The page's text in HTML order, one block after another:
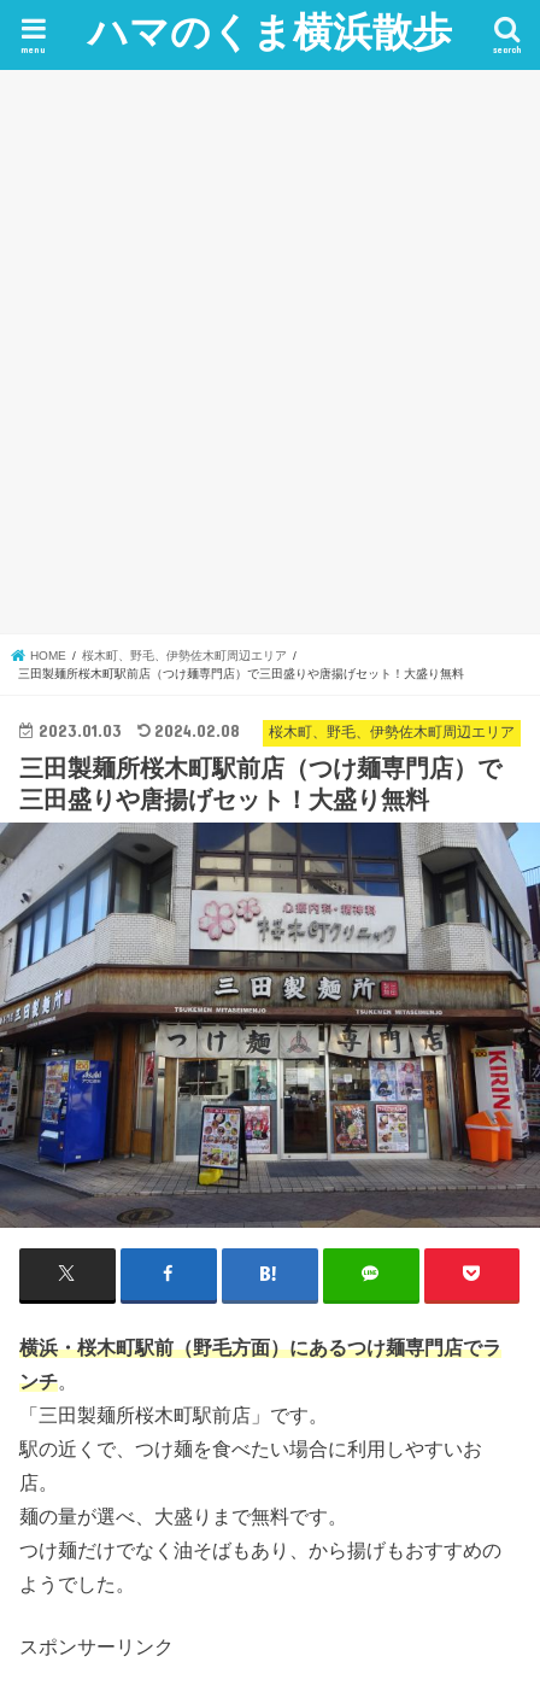
ハマのくま横浜散歩 search
menu
HOME
桜木町、野毛、伊勢佐木町周辺エリア
三田製麺所桜木町駅前店（つけ麺専門店）で三田盛りや唐揚げセット！大盛り無料
桜木町、野毛、伊勢佐木町周辺エリア
2023.01.03 2024.02.08
三田製麺所桜木町駅前店（つけ麺専門店）で
三田盛りや唐揚げセット！大盛り無料
横浜・桜木町駅前（野毛方面）にあるつけ麺専門店でラ
ンチ
「三田製麺所桜木町駅前店」です。
駅の近くで、つけ麺を食べたい場合に利用しやすいお
店。
麺の量が選べ、大盛りまで無料です。
つけ麺だけでなく油そばもあり、から揚げもおすすめの
ようでした。
スポンサーリンク